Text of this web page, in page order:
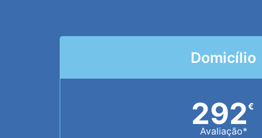
Domicílio
292€
Avaliação*